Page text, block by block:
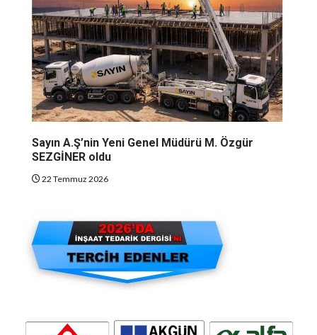
Sayın A.Ş’nin Yeni Genel Müdürü M. Özgür
SEZGİNER oldu
22 Temmuz 2026